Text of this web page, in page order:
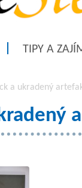
TIPY A
a ukradený